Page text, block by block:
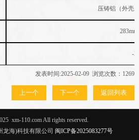
压铸铝（外壳
-
发表时间:2025-02-09 浏览次数：1269
上一个 下一个 返回列表
xm-110.com All rights reserved.
龙海)科技有限公司闽ICP备2025083277号